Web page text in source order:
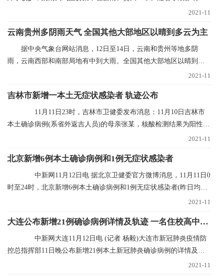
2021-11
云南贵州多阴雨天气 全国其他大部地区以晴到多云为主
据中央气象台网站消息，12日至14日，云南和贵州等地多阴
雨，云南西部和南部局地有中到大雨。全国其他大部地区以晴到多
2021-11
吉林市新增一本土无症状感染者 轨迹公布
11月11日23时，吉林市卫健委发布消息：11月10日吉林市
本土确诊病例(系省外返吉人员)的母亲张某，核酸检测结果为阳性，
2021-11
北京新增6例本土确诊病例和1例无症状感染者
中新网11月12日电 据北京卫健委官方微博消息，11月11日0
时至24时，北京新增6例本土确诊病例和1例无症状感染者(昨日均已
2021-11
大连公布新增21例确诊病例详情及轨迹 一名住校高中生确诊
中新网大连11月12日电 (记者 杨毅)大连市新冠肺炎疫情防
控总指挥部11日晚公布新增21例本土新冠肺炎确诊病例的详情及行
2021-11